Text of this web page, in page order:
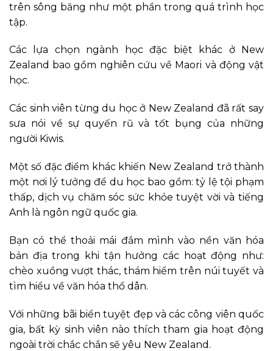
trên sông băng như một phần trong quá trình học
tập.
Các lựa chọn ngành học đặc biệt khác ở New
Zealand bao gồm nghiên cứu về Maori và động vật
học.
Các sinh viên từng du học ở New Zealand đã rất say
sưa nói về sự quyến rũ và tốt bụng của những
người Kiwis.
Một số đặc điểm khác khiến New Zealand trở thành
một nơi lý tưởng để du học bao gồm: tỷ lệ tội phạm
thấp, dịch vụ chăm sóc sức khỏe tuyệt vời và tiếng
Anh là ngôn ngữ quốc gia.
Bạn có thể thoải mái đắm mình vào nền văn hóa
bản địa trong khi tận hưởng các hoạt động như:
chèo xuồng vượt thác, thám hiểm trên núi tuyết và
tìm hiểu về văn hóa thổ dân.
Với những bãi biển tuyệt đẹp và các công viên quốc
gia, bất kỳ sinh viên nào thích tham gia hoạt động
ngoài trời chắc chắn sẽ yêu New Zealand.